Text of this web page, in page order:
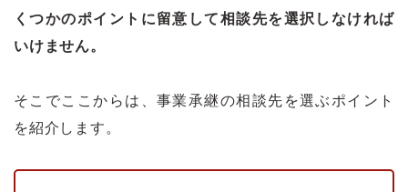
くつかのポイントに留意して相談先を選択しなければ
いけません。
そこでここからは、事業承継の相談先を選ぶポイント
を紹介します。